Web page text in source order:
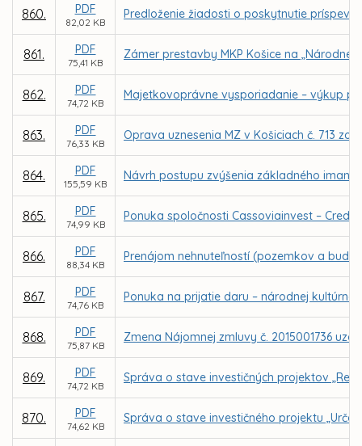
860. PDF
82,02 KB
Predloženie žiadosti o poskytnutie
861. PDF
75,41 KB
Zámer prestavby MKP Košice na
862. PDF
74,72 KB
Majetkovoprávne vysporiadanie – výkup
863. PDF
76,33 KB
Oprava uznesenia MZ v Košiciach č. 713
864. PDF
155,59 KB
Návrh postupu zvýšenia základného
865. PDF
74,99 KB
Ponuka spoločnosti Cassoviainvest –
866. PDF
88,34 KB
Prenájom nehnuteľností (pozemkov a
867. PDF
74,76 KB
Ponuka na prijatie daru – národnej
868. PDF
75,87 KB
Zmena Nájomnej zmluvy č. 2015001736
869. PDF
74,72 KB
Správa o stave investičných projektov
870. PDF
74,62 KB
Správa o stave investičného projektu